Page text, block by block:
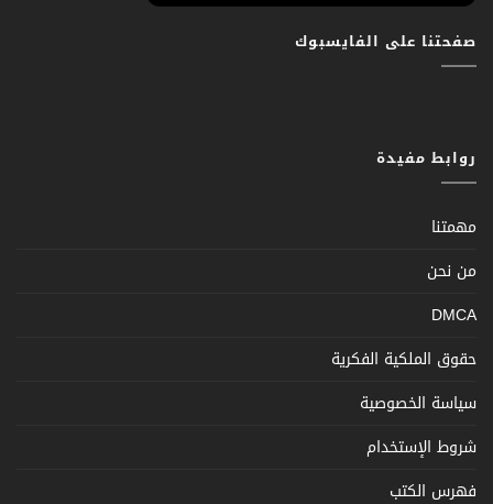
صفحتنا على الفايسبوك
روابط مفيدة
مهمتنا
من نحن
DMCA
حقوق الملكية الفكرية
سياسة الخصوصية
شروط الإستخدام
فهرس الكتب